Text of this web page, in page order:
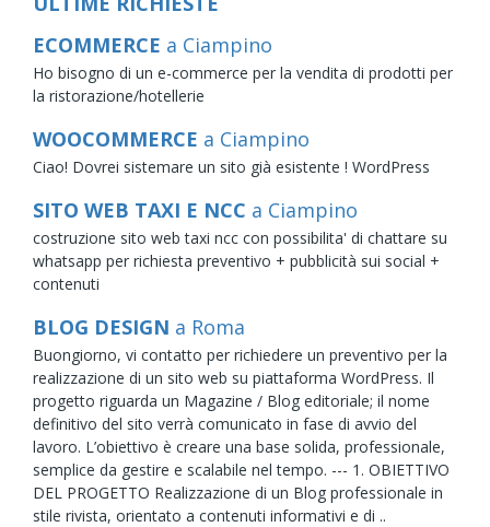
ECOMMERCE a Ciampino
Ho bisogno di un e-commerce per la vendita di prodotti per
la ristorazione/hotellerie
WOOCOMMERCE a Ciampino
Ciao! Dovrei sistemare un sito già esistente ! WordPress
SITO WEB TAXI E NCC a Ciampino
costruzione sito web taxi ncc con possibilita' di chattare su
whatsapp per richiesta preventivo + pubblicità sui social +
contenuti
BLOG DESIGN a Roma
Buongiorno, vi contatto per richiedere un preventivo per la
realizzazione di un sito web su piattaforma WordPress. Il
progetto riguarda un Magazine / Blog editoriale; il nome
definitivo del sito verrà comunicato in fase di avvio del
lavoro. L’obiettivo è creare una base solida, professionale,
semplice da gestire e scalabile nel tempo. --- 1. OBIETTIVO
DEL PROGETTO Realizzazione di un Blog professionale in
stile rivista, orientato a contenuti informativi e di ..